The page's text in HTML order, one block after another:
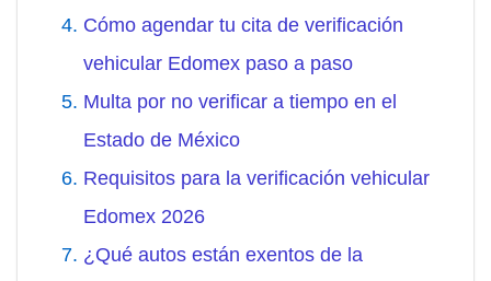
Cómo agendar tu cita de verificación
vehicular Edomex paso a paso
Multa por no verificar a tiempo en el
Estado de México
Requisitos para la verificación vehicular
Edomex 2026
¿Qué autos están exentos de la